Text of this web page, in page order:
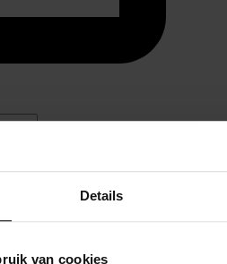
Details
van cookies